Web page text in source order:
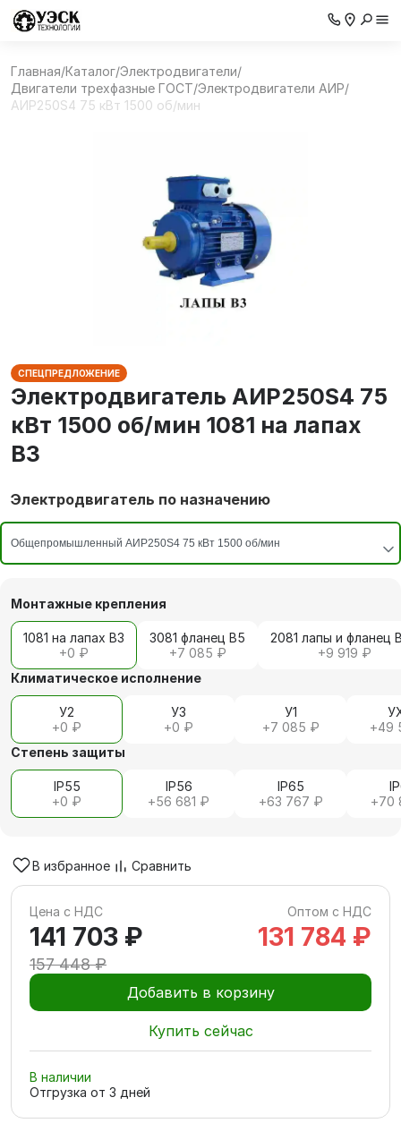
Главная/Каталог/Электродвигатели/
Двигатели трехфазные ГОСТ/Электродвигатели АИР/
АИР250S4 75 кВт 1500 об/мин
СПЕЦПРЕДЛОЖЕНИЕ
Электродвигатель АИР250S4 75
кВт 1500 об/мин 1081 на лапах
В3
Электродвигатель по назначению
Монтажные крепления
1081 на лапах В3
+0 ₽
3081 фланец В5
+7 085 ₽
2081 лапы и фланец
+9 919 ₽
Климатическое исполнение
У2
+0 ₽
У3
+0 ₽
У1
+7 085 ₽
+49
Степень защиты
IP55
+0 ₽
IP56
+56 681 ₽
IP65
+63 767 ₽
+70
В избранное Сравнить
Цена с НДС Оптом с НДС
141 703 ₽
157 448 ₽
131 784 ₽
Добавить в корзину
Купить сейчас
В наличии
Отгрузка от 3 дней